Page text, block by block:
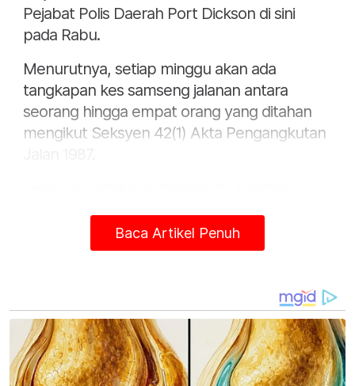
Pejabat Polis Daerah Port Dickson di sini
pada Rabu.
Menurutnya, setiap minggu akan ada
tangkapan kes samseng jalanan antara
seorang hingga empat orang yang ditahan
mengikut Seksyen 42(1) Akta Pengangkutan
tiada halangan di Kilometer(KM) 17 hingga
KM25 menyebabkan golongan mat rempit
Bagaimanapun, beliau menolak tanggapan
sesetengah pihak yang lebuh raya terbabit
telah dijadikan sebagai litar lumba, sebaliknya
apa yang berlaku adalah tanpa dirancang.
Baca Artikel Penuh